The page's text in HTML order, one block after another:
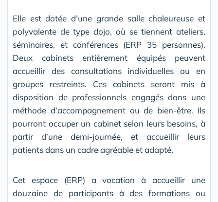
Elle est dotée d’une grande salle chaleureuse et
polyvalente de type dojo, où se tiennent ateliers,
séminaires, et conférences (ERP 35 personnes).
Deux cabinets entièrement équipés peuvent
accueillir des consultations individuelles ou en
groupes restreints. Ces cabinets seront mis à
disposition de professionnels engagés dans une
méthode d’accompagnement ou de bien-être. Ils
pourront occuper un cabinet selon leurs besoins, à
partir d’une demi-journée, et accueillir leurs
patients dans un cadre agréable et adapté.
Cet espace (ERP) a vocation à accueillir une
douzaine de participants à des formations ou